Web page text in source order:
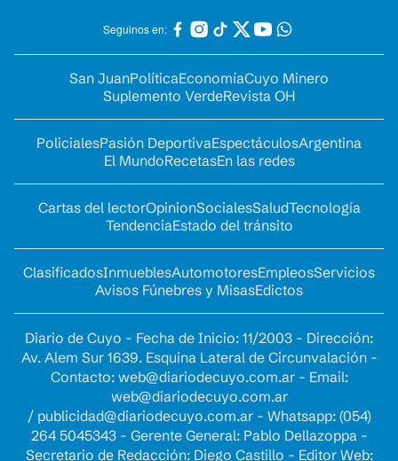
Seguinos en:
San JuanPolíticaEconomíaCuyo Minero
Suplemento VerdeRevista OH
PolicialesPasión DeportivaEspectáculosArgentina
El MundoRecetasEn las redes
Cartas del lectorOpinionSocialesSaludTecnología
TendenciaEstado del tránsito
ClasificadosInmueblesAutomotoresEmpleosServicios
Avisos Fúnebres y MisasEdictos
Diario de Cuyo - Fecha de Inicio: 11/2003 - Dirección:
Av. Alem Sur 1639. Esquina Lateral de Circunvalación -
Contacto: web@diariodecuyo.com.ar- Email:
web@diariodecuyo.com.ar
/ publicidad@diariodecuyo.com.ar- Whatsapp: (054)
264 5045343 - Gerente General: Pablo Dellazoppa -
Secretario de Redacción: Diego Castillo - Editor Web: